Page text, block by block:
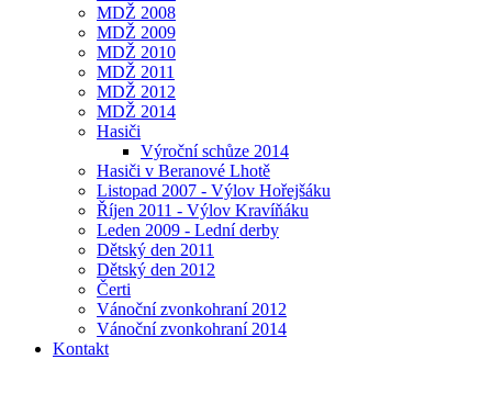
MDŽ 2008
MDŽ 2009
MDŽ 2010
MDŽ 2011
MDŽ 2012
MDŽ 2014
Hasiči
Výroční schůze 2014
Hasiči v Beranové Lhotě
Listopad 2007 - Výlov Hořejšáku
Říjen 2011 - Výlov Kravíňáku
Leden 2009 - Lední derby
Dětský den 2011
Dětský den 2012
Čerti
Vánoční zvonkohraní 2012
Vánoční zvonkohraní 2014
Kontakt